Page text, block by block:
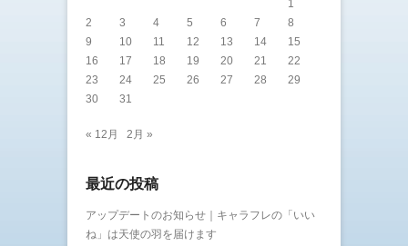
1
2
3 4 5 6 7
8
9
10 11 12 13 14
15
16
17 18 19 20 21
22
23
24 25 26 27 28
29
30
31
« 12月 2月 »
最近の投稿
アップデートのお知らせ｜キャラフレの「いい
ね」は天使の羽を届けます